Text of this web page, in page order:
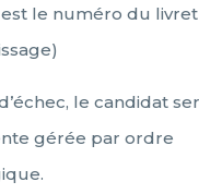
le numéro du livret
le candidat
gérée par ordre